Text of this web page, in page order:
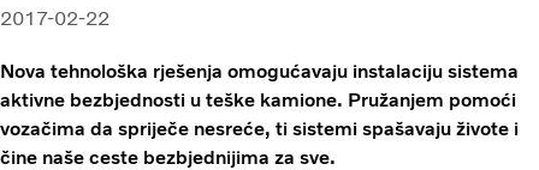
Vijesti
O nama
Volvo Truck Builder
Kontaktirajte nas
2017-02-22
Nova tehnološka rješenja omogućavaju instalaciju sistema
aktivne bezbjednosti u teške kamione. Pružanjem pomoći
vozačima da spriječe nesreće, ti sistemi spašavaju živote i
čine naše ceste bezbjednijima za sve.